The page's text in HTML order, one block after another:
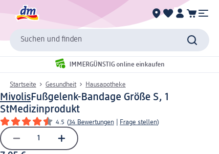
Suchen und finden
IMMERGÜNSTIG online einkaufen
Startseite Gesundheit Hausapotheke
MivolisFußgelenk-Bandage Größe S, 1
StMedizinprodukt
4.5 (34 Bewertungen Frage stellen)